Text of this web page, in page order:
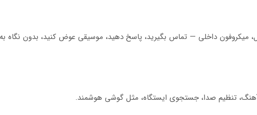
میکروفون داخلی — تماس بگیرید، پاسخ دهید، موسیقی عوض کنید، بدون نگاه
تنظیم صدا، جستجوی ایستگاه، مثل گوشی هوشمند.